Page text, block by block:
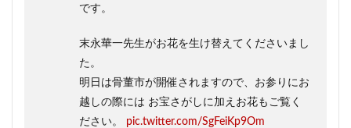
です。
末永華一先生がお花を生け替えてくださいまし
た。
明日は骨董市が開催されますので、お参りにお
越しの際には お宝さがしに加えお花もご覧く
ださい。 pic.twitter.com/SgFeiKp9Om